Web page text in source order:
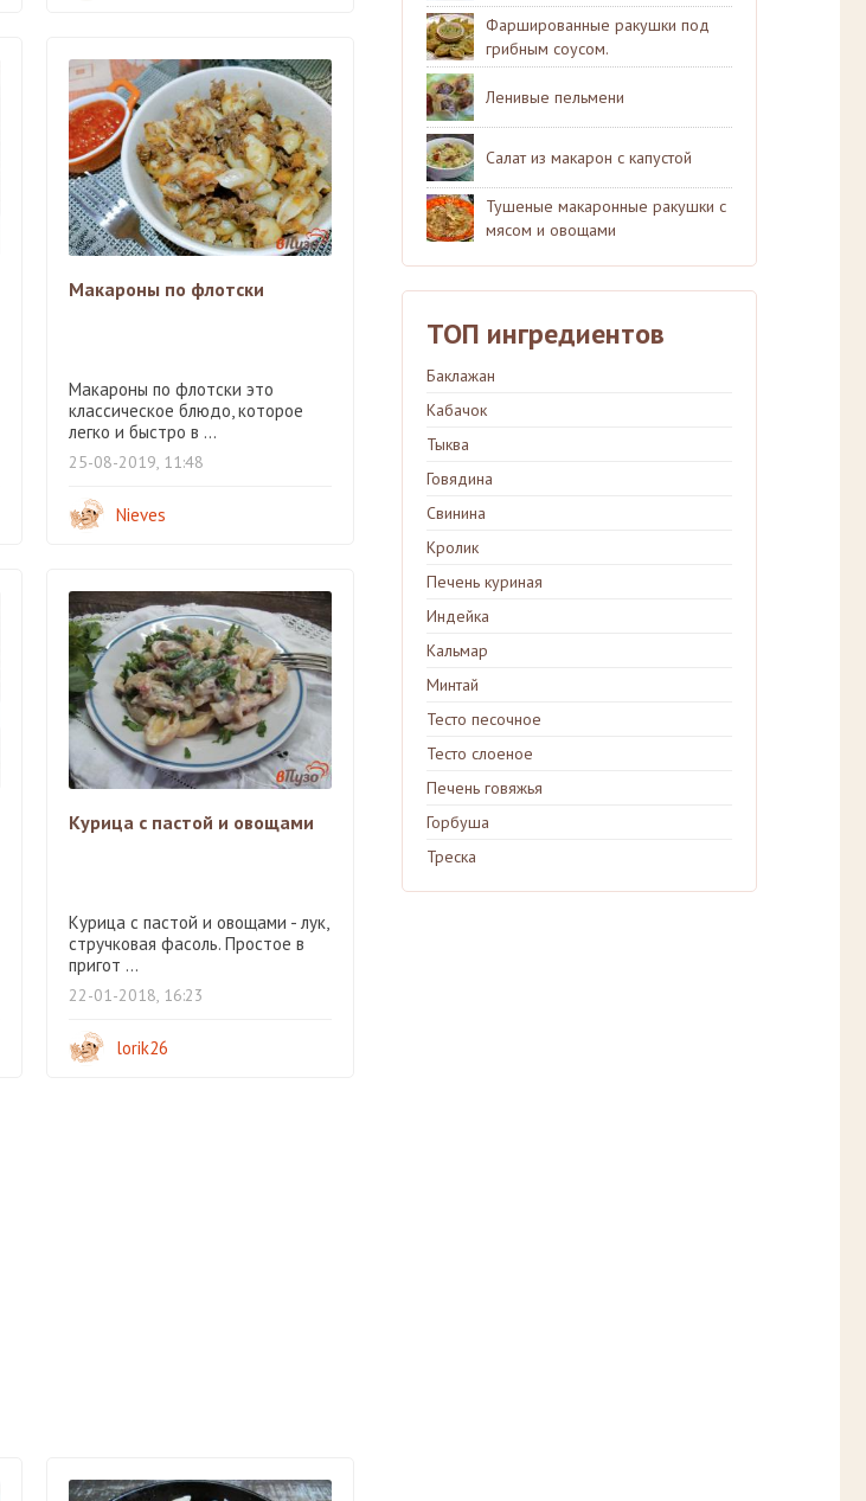
Макароны по флотски
Макароны по флотски это
классическое блюдо, которое
легко и быстро в ...
25-08-2019, 11:48
Nieves
Курица с пастой и овощами
Курица с пастой и овощами - лук,
стручковая фасоль. Простое в
пригот ...
22-01-2018, 16:23
lorik26
Фаршированные ракушки под
грибным соусом.
Ленивые пельмени
Салат из макарон с капустой
Тушеные макаронные ракушки с
мясом и овощами
ТОП ингредиентов
Баклажан
Кабачок
Тыква
Говядина
Свинина
Кролик
Печень куриная
Индейка
Кальмар
Минтай
Тесто песочное
Тесто слоеное
Печень говяжья
Горбуша
Треска